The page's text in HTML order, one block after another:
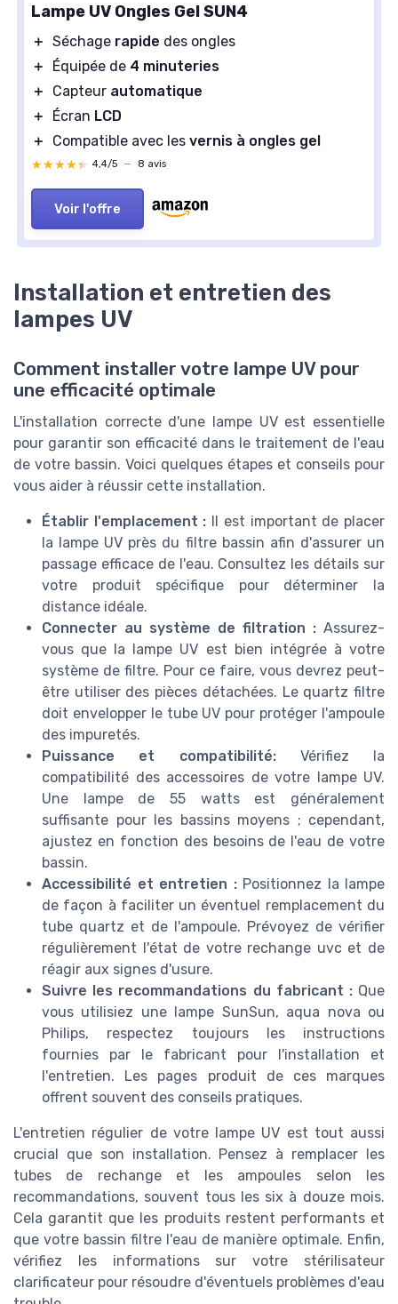
Lampe UV Ongles Gel SUN4
＋ Séchage rapide des ongles
＋
Équipée de 4 minuteries
＋
Capteur automatique
＋
Écran LCD
＋
Compatible avec les vernis à ongles gel
★★★★★
★★★★★ 4,4/5 — 8 avis
Voir l'offre
Installation et entretien des
lampes UV
Comment installer votre lampe UV pour
une efficacité optimale
L'installation correcte d'une lampe UV est essentielle
pour garantir son efficacité dans le traitement de l'eau
de votre bassin. Voici quelques étapes et conseils pour
vous aider à réussir cette installation.
Établir l'emplacement : Il est important de placer
la lampe UV près du filtre bassin afin d'assurer un
passage efficace de l'eau. Consultez les détails sur
votre produit spécifique pour déterminer la
distance idéale.
Connecter au système de filtration : Assurez-
vous que la lampe UV est bien intégrée à votre
système de filtre. Pour ce faire, vous devrez peut-
être utiliser des pièces détachées. Le quartz filtre
doit envelopper le tube UV pour protéger l'ampoule
des impuretés.
Puissance et compatibilité:Vérifiez la
compatibilité des accessoires de votre lampe UV.
Une lampe de 55 watts est généralement
suffisante pour les bassins moyens ; cependant,
ajustez en fonction des besoins de l'eau de votre
bassin.
Accessibilité et entretien :Positionnez la lampe
de façon à faciliter un éventuel remplacement du
tube quartz et de l'ampoule. Prévoyez de vérifier
régulièrement l'état de votre rechange uvc et de
réagir aux signes d'usure.
Suivre les recommandations du fabricant :Que
vous utilisiez une lampe SunSun, aqua nova ou
Philips, respectez toujours les instructions
fournies par le fabricant pour l'installation et
l'entretien. Les pages produit de ces marques
offrent souvent des conseils pratiques.
L'entretien régulier de votre lampe UV est tout aussi
crucial que son installation. Pensez à remplacer les
tubes de rechange et les ampoules selon les
recommandations, souvent tous les six à douze mois.
Cela garantit que les produits restent performants et
que votre bassin filtre l'eau de manière optimale. Enfin,
vérifiez les informations sur votre stérilisateur
clarificateur pour résoudre d'éventuels problèmes d'eau